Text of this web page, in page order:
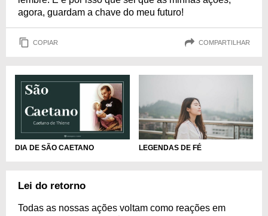
agora, guardam a chave do meu futuro!
COPIAR COMPARTILHAR
DIA DE SÃO CAETANO LEGENDAS DE FÉ
Lei do retorno
Todas as nossas ações voltam como reações em